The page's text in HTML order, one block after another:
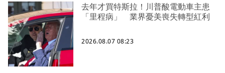
去年才買特斯拉！川普酸電動車主患
「里程病」 業界憂美喪失轉型紅利
2026.08.07 08:23